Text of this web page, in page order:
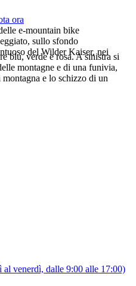
ora
al venerdì, dalle 9:00 alle 17:00)